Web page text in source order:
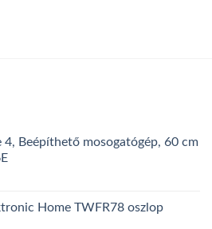
4, Beépíthető mosogatógép, 60 cm
Home TWFR78 oszlop